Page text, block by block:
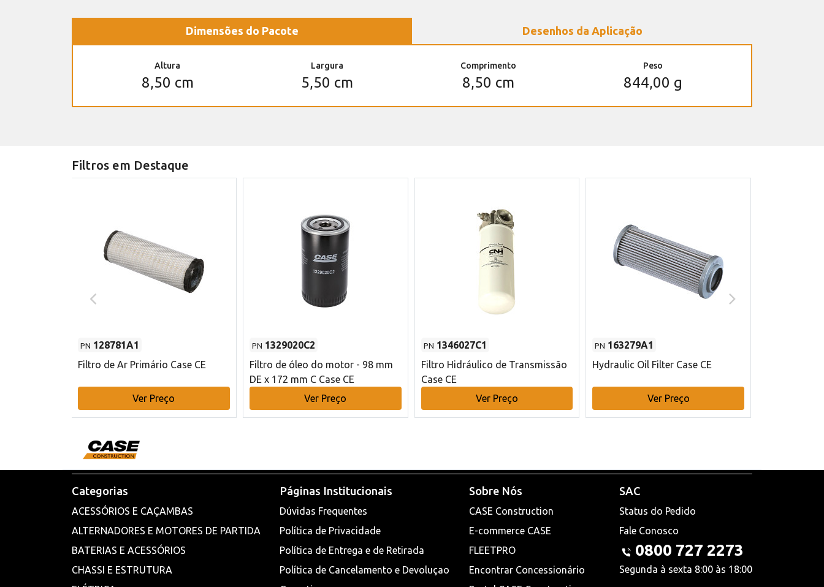
Dimensões do Pacote Desenhos da Aplicação
Altura
8,50 cm
Largura
5,50 cm
Comprimento
8,50 cm
Peso
844,00 g
Filtros em Destaque
PN 128781A1
Filtro de Ar Primário Case CE
Ver Preço
PN 1329020C2
Filtro de óleo do motor - 98 mm
DE x 172 mm C Case CE
Ver Preço
PN 1346027C1
Filtro Hidráulico de Transmissão
Case CE
Ver Preço
PN 163279A1
Hydraulic Oil Filter Case CE
Ver Preço
Categorias
ACESSÓRIOS E CAÇAMBAS
ALTERNADORES E MOTORES DE PARTIDA
BATERIAS E ACESSÓRIOS
CHASSI E ESTRUTURA
Páginas Institucionais
Dúvidas Frequentes
Política de Privacidade
Política de Entrega e de Retirada
Política de Cancelamento e Devoluçao
Sobre Nós
CASE Construction
E-commerce CASE
FLEETPRO
Encontrar Concessionário
SAC
Status do Pedido
Fale Conosco
0800 727 2273
Segunda à sexta 8:00 às 18:00